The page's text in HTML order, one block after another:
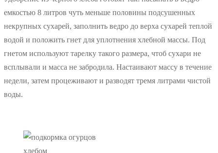
емкостью 8 литров чуть меньше половины подсушенных
некрупных сухарей, заполнить ведро до верха сухарей теплой
водой и положить гнет для уплотнения хлебной массы. Под
гнетом используют тарелку такого размера, чтоб сухари не
всплывали и масса не забродила. Настаивают массу в течение
недели, затем процеживают и разводят тремя литрами чистой
воды.